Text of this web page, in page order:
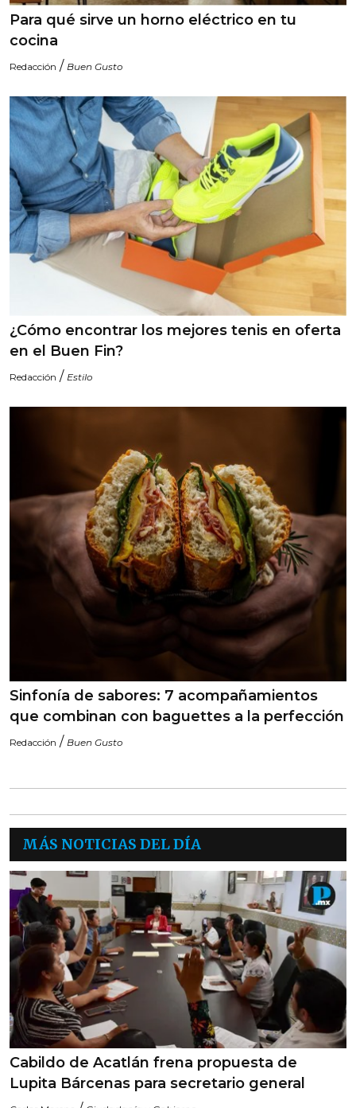
Para qué sirve un horno eléctrico en tu
cocina
Redacción / Buen Gusto
¿Cómo encontrar los mejores tenis en oferta
en el Buen Fin?
Redacción / Estilo
Sinfonía de sabores: 7 acompañamientos
que combinan con baguettes a la perfección
Redacción / Buen Gusto
MÁS NOTICIAS DEL DÍA
Cabildo de Acatlán frena propuesta de
Lupita Bárcenas para secretario general